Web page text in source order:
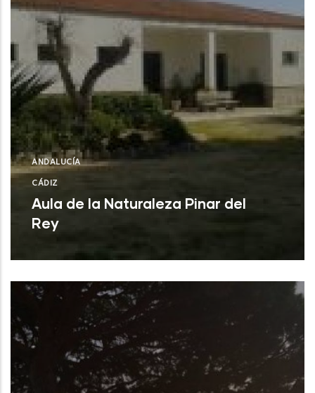
ANDALUCÍA
CÁDIZ
Aula de la Naturaleza Pinar del
Rey